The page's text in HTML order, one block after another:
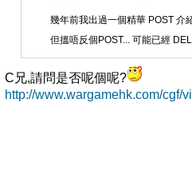
幾年前我出過一個精華 POST
但搵唔反個POST... 可能已經
C兄,請問是否呢個呢?
http://www.wargamehk.com/cgf/